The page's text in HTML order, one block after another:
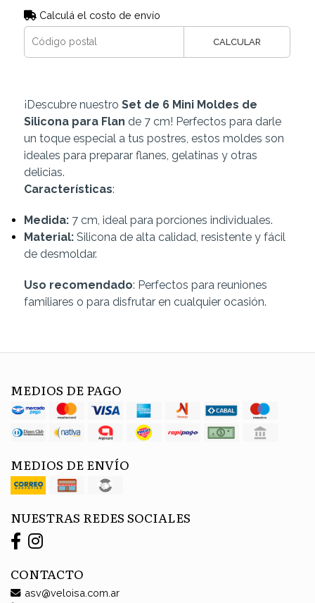
Calculá el costo de envío
CALCULAR
¡Descubre nuestro Set de 6 Mini Moldes de
Silicona para Flan de 7 cm! Perfectos para darle
un toque especial a tus postres, estos moldes son
ideales para preparar flanes, gelatinas y otras
delicias.
Características:
Medida:7 cm, ideal para porciones individuales.
Material:Silicona de alta calidad, resistente y fácil
de desmoldar.
Uso recomendado: Perfectos para reuniones
familiares o para disfrutar en cualquier ocasión.
MEDIOS DE PAGO
MEDIOS DE ENVÍO
NUESTRAS REDES SOCIALES
CONTACTO
asv@veloisa.com.ar